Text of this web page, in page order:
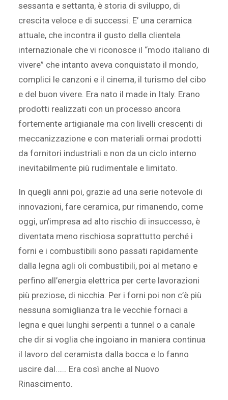
sessanta e settanta, è storia di sviluppo, di
crescita veloce e di successi. E’ una ceramica
attuale, che incontra il gusto della clientela
internazionale che vi riconosce il “modo italiano di
vivere” che intanto aveva conquistato il mondo,
complici le canzoni e il cinema, il turismo del cibo
e del buon vivere. Era nato il made in Italy. Erano
prodotti realizzati con un processo ancora
fortemente artigianale ma con livelli crescenti di
meccanizzazione e con materiali ormai prodotti
da fornitori industriali e non da un ciclo interno
inevitabilmente più rudimentale e limitato.
In quegli anni poi, grazie ad una serie notevole di
innovazioni, fare ceramica, pur rimanendo, come
oggi, un’impresa ad alto rischio di insuccesso, è
diventata meno rischiosa soprattutto perché i
forni e i combustibili sono passati rapidamente
dalla legna agli oli combustibili, poi al metano e
perfino all’energia elettrica per certe lavorazioni
più preziose, di nicchia. Per i forni poi non c’è più
nessuna somiglianza tra le vecchie fornaci a
legna e quei lunghi serpenti a tunnel o a canale
che dir si voglia che ingoiano in maniera continua
il lavoro del ceramista dalla bocca e lo fanno
uscire dal…… Era così anche al Nuovo
Rinascimento.